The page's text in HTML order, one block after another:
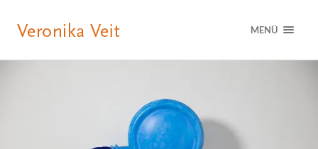
MENÜ